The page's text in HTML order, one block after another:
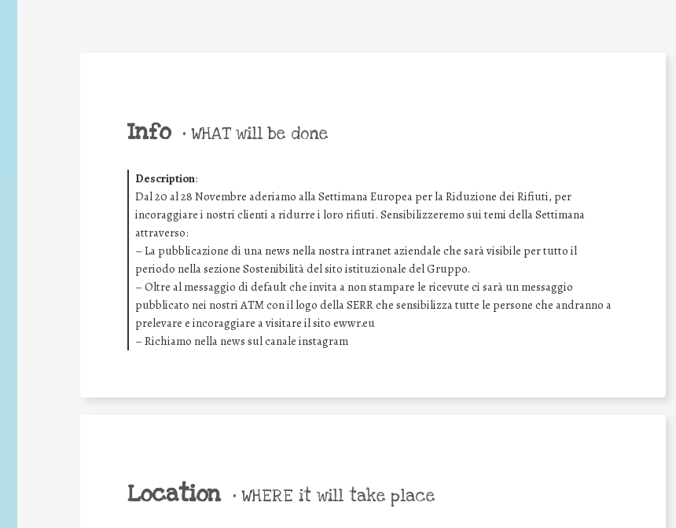
Info • WHAT will be done
Description:
Dal 20 al 28 Novembre aderiamo alla Settimana Europea per la Riduzione dei Rifiuti, per
incoraggiare i nostri clienti a ridurre i loro rifiuti. Sensibilizzeremo sui temi della Settimana
attraverso:
– La pubblicazione di una news nella nostra intranet aziendale che sarà visibile per tutto il
periodo nella sezione Sostenibilità del sito istituzionale del Gruppo.
– Oltre al messaggio di default che invita a non stampare le ricevute ci sarà un messaggio
pubblicato nei nostri ATM con il logo della SERR che sensibilizza tutte le persone che andranno a
prelevare e incoraggiare a visitare il sito ewwr.eu
– Richiamo nella news sul canale instagram
Location • WHERE it will take place